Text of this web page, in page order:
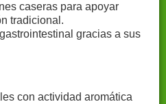
caseras para apoyar
tradicional.
gracias a sus
con actividad aromática